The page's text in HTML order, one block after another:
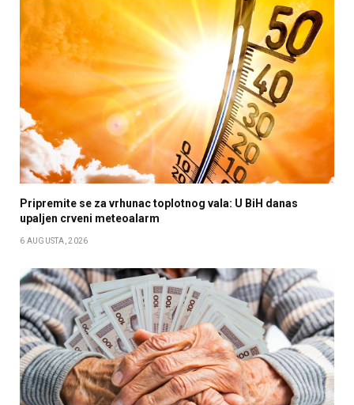
Pripremite se za vrhunac toplotnog vala: U BiH danas
upaljen crveni meteoalarm
6 AUGUSTA, 2026